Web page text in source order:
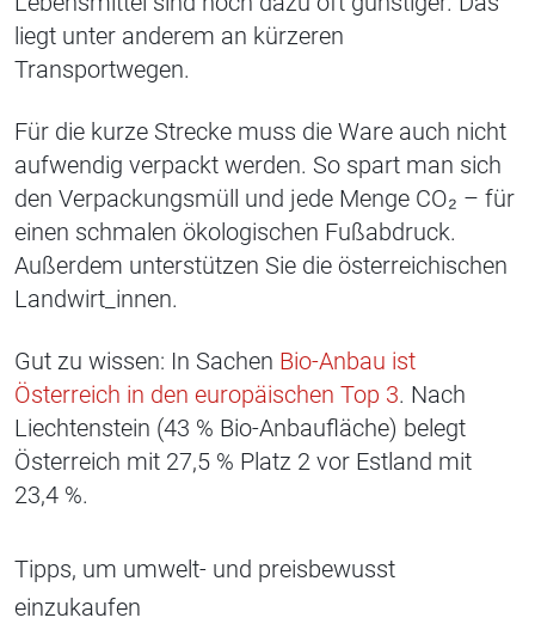
liegt unter anderem an kürzeren
Transportwegen.
Für die kurze Strecke muss die Ware auch nicht
aufwendig verpackt werden. So spart man sich
den Verpackungsmüll und jede Menge CO₂ – für
einen schmalen ökologischen Fußabdruck.
Außerdem unterstützen Sie die österreichischen
Landwirt_innen.
Gut zu wissen: In Sachen Bio-Anbau ist
Österreich in den europäischen Top 3. Nach
Liechtenstein (43 % Bio-Anbaufläche) belegt
Österreich mit 27,5 % Platz 2 vor Estland mit
23,4 %.
Tipps, um umwelt- und preisbewusst
einzukaufen